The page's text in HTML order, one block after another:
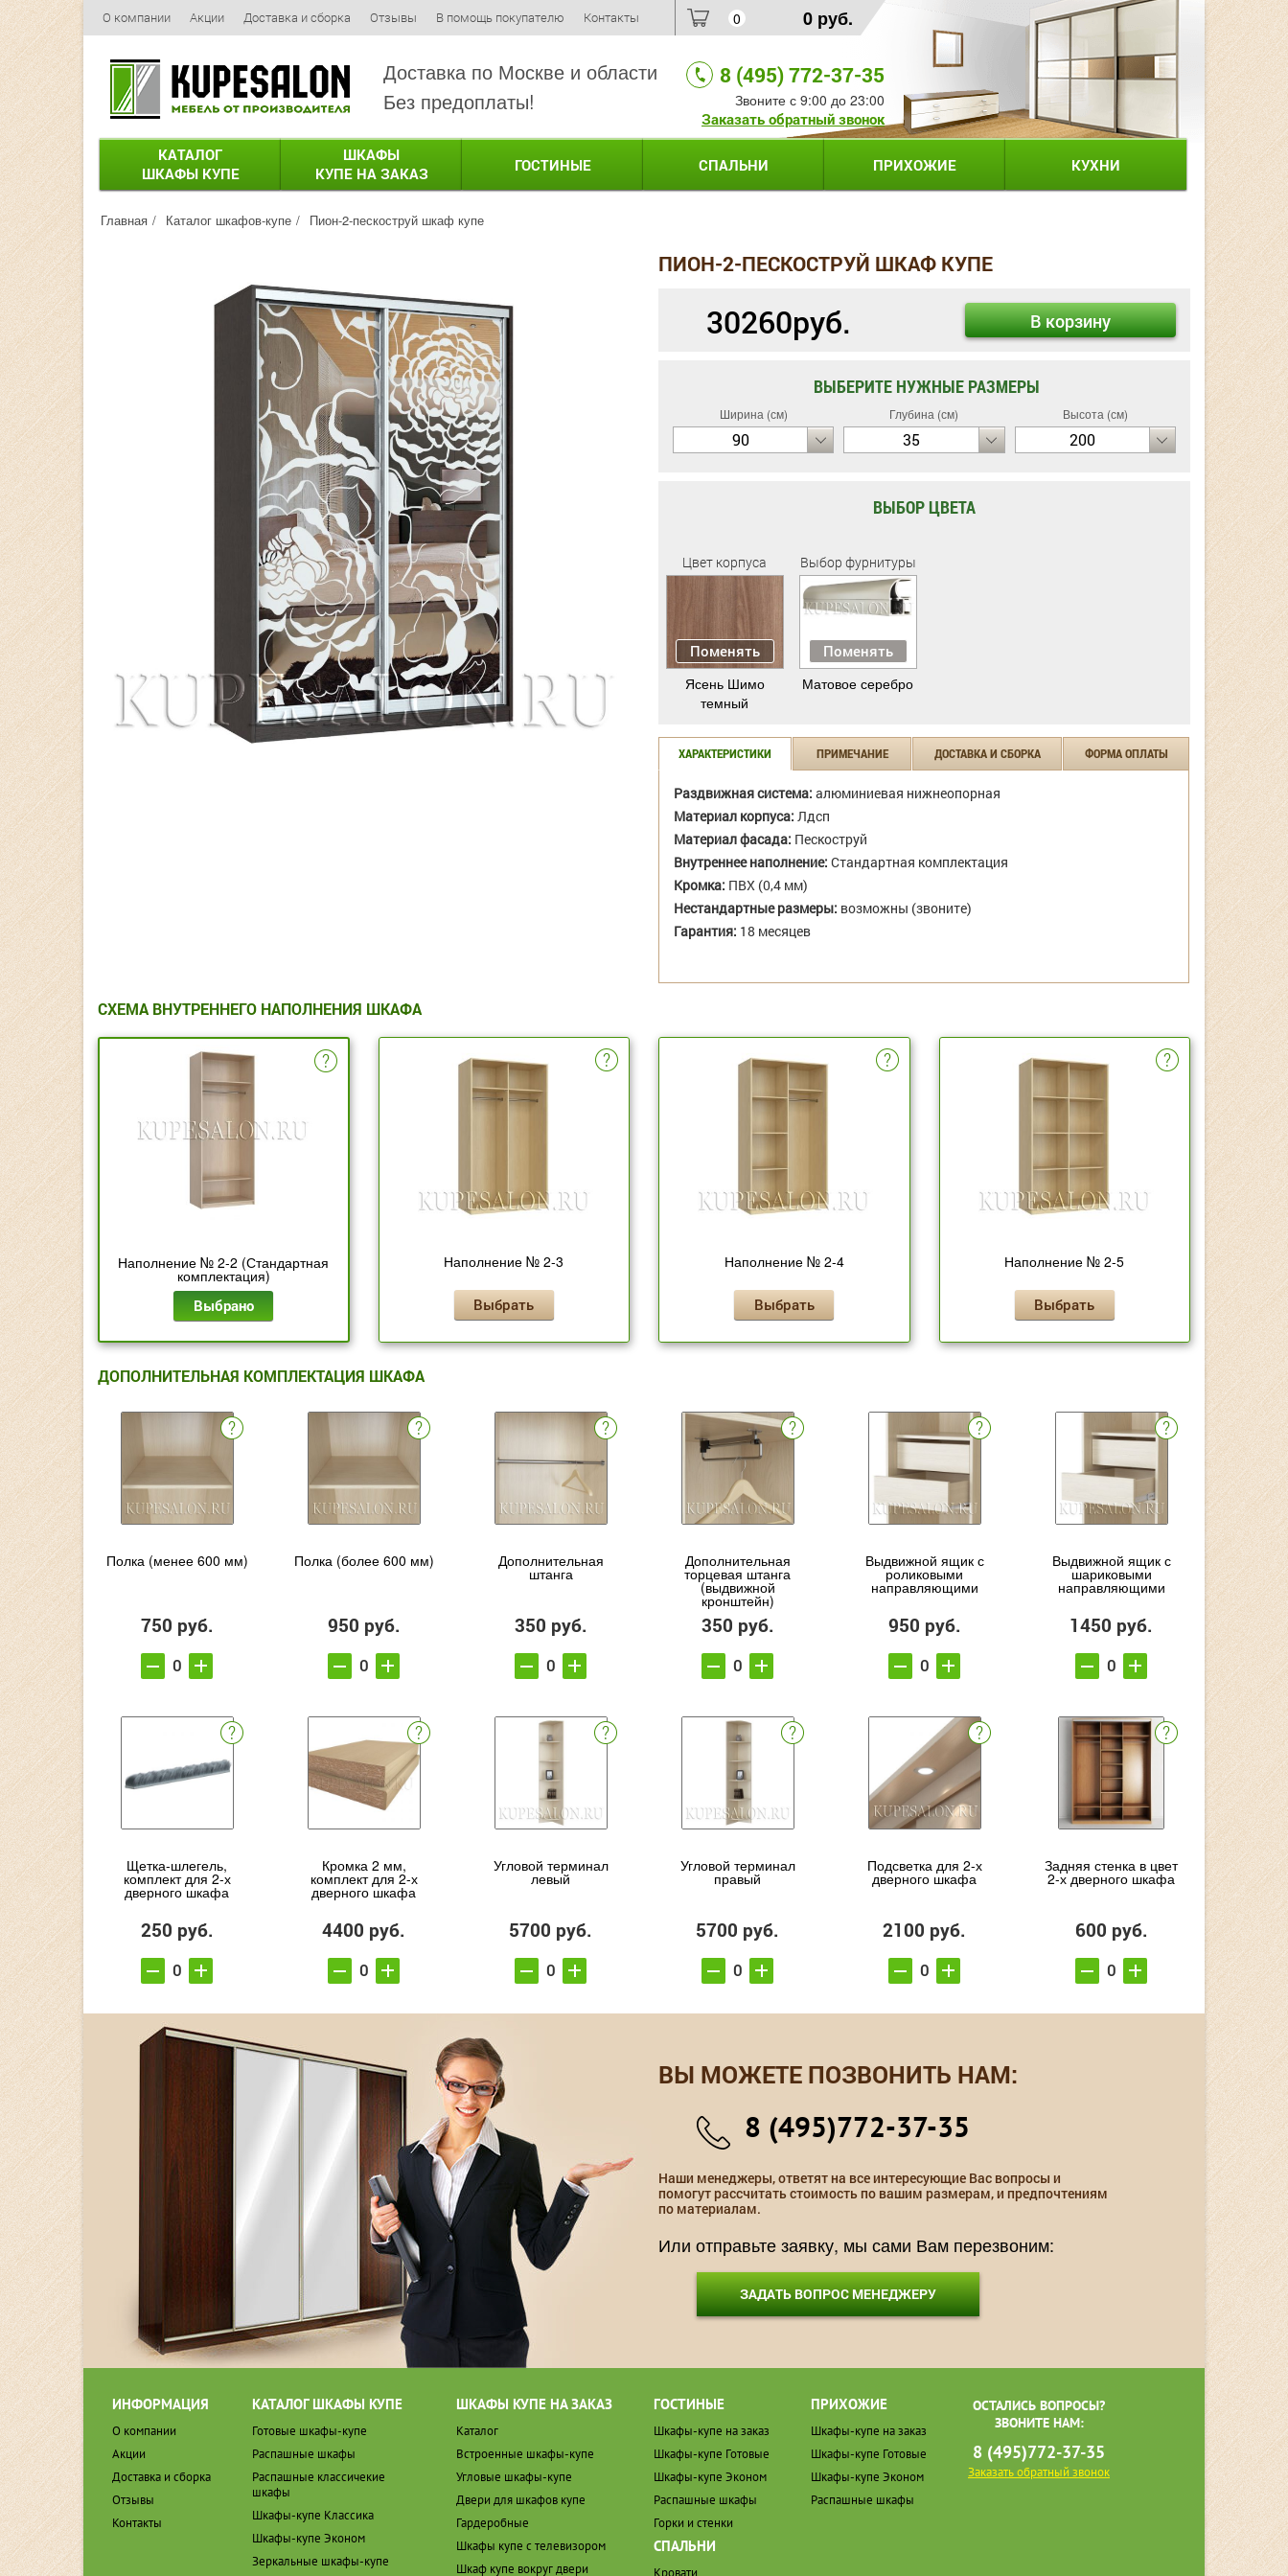
О компании Акции Доставка и сборка Отзывы В помощь покупателю Контакты 0 0 руб.
Доставка по Москве и области
Без предоплаты!
8 (495) 772-37-35
Звоните с 9:00 до 23:00
Заказать обратный звонок
КАТАЛОГ
ШКАФЫ КУПЕ
ШКАФЫ
КУПЕ НА ЗАКАЗ
ГОСТИНЫЕ СПАЛЬНИ ПРИХОЖИЕ КУХНИ
Главная Каталог шкафов-купе Пион-2-пескоструй шкаф купе
ПИОН-2-ПЕСКОСТРУЙ ШКАФ КУПЕ
30260руб. В корзину
ВЫБЕРИТЕ НУЖНЫЕ РАЗМЕРЫ
Ширина (см)
90
Глубина (см)
35
Высота (см)
200
ВЫБОР ЦВЕТА
Цвет корпуса
Поменять
Ясень Шимо
темный
Выбор фурнитуры
Поменять
Матовое серебро
ХАРАКТЕРИСТИКИ ПРИМЕЧАНИЕ ДОСТАВКА И СБОРКА ФОРМА ОПЛАТЫ
Раздвижная система: алюминиевая нижнеопорная
Материал корпуса: Лдсп
Материал фасада: Пескоструй
Внутреннее наполнение: Стандартная комплектация
Кромка: ПВХ (0,4 мм)
Нестандартные размеры: возможны (звоните)
Гарантия: 18 месяцев
СХЕМА ВНУТРЕННЕГО НАПОЛНЕНИЯ ШКАФА
Наполнение № 2-2 (Стандартная
комплектация)
Выбрано
Наполнение № 2-3
Выбрать
Наполнение № 2-4
Выбрать
Наполнение № 2-5
Выбрать
ДОПОЛНИТЕЛЬНАЯ КОМПЛЕКТАЦИЯ ШКАФА
Полка (менее 600 мм)
750 руб.
Полка (более 600 мм)
950 руб.
Дополнительная
штанга
350 руб.
Дополнительная
торцевая штанга
(выдвижной
кронштейн)
350 руб.
Выдвижной ящик с
роликовыми
направляющими
950 руб.
Выдвижной ящик с
шариковыми
направляющими
1450 руб.
Щетка-шлегель,
комплект для 2-х
дверного шкафа
250 руб.
Кромка 2 мм,
комплект для 2-х
дверного шкафа
4400 руб.
Угловой терминал
левый
5700 руб.
Угловой терминал
правый
5700 руб.
Подсветка для 2-х
дверного шкафа
2100 руб.
Задняя стенка в цвет
2-х дверного шкафа
600 руб.
ВЫ МОЖЕТЕ ПОЗВОНИТЬ НАМ:
8 (495)772-37-35
Наши менеджеры, ответят на все интересующие Вас вопросы и
помогут рассчитать стоимость по вашим размерам, и предпочтениям
по материалам.
Или отправьте заявку, мы сами Вам перезвоним:
ЗАДАТЬ ВОПРОС МЕНЕДЖЕРУ
ИНФОРМАЦИЯ
О компании
Акции
Доставка и сборка
Отзывы
Контакты
КАТАЛОГ ШКАФЫ КУПЕ
Готовые шкафы-купе
Распашные шкафы
Распашные классичекие
шкафы
Шкафы-купе Классика
Шкафы-купе Эконом
Зеркальные шкафы-купе
ШКАФЫ КУПЕ НА ЗАКАЗ
Каталог
Встроенные шкафы-купе
Угловые шкафы-купе
Двери для шкафов купе
Гардеробные
Шкафы купе с телевизором
Шкаф купе вокруг двери
ГОСТИНЫЕ
Шкафы-купе на заказ
Шкафы-купе Готовые
Шкафы-купе Эконом
Распашные шкафы
Горки и стенки
СПАЛЬНИ
Кровати
ПРИХОЖИЕ
Шкафы-купе на заказ
Шкафы-купе Готовые
Шкафы-купе Эконом
Распашные шкафы
ОСТАЛИСЬ ВОПРОСЫ?
ЗВОНИТЕ НАМ:
8 (495)772-37-35
Заказать обратный звонок